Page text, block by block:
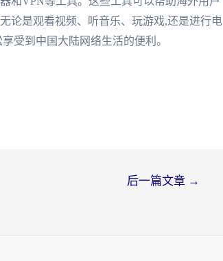
论是观看视频、听音乐、玩游戏,还是进行电
受到中国大陆网络生活的便利。
后一篇文章 →